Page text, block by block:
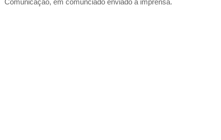
Comunicação, em comunciado enviado à imprensa.